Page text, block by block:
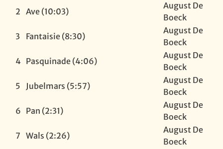
2 Ave (10:03)
August De
Boeck
3
Fantaisie (8:30)
August De
Boeck
4 Pasquinade (4:06)
August De
Boeck
5
Jubelmars (5:57)
August De
Boeck
6 Pan (2:31)
August De
Boeck
7 Wals (2:26)
August De
Boeck